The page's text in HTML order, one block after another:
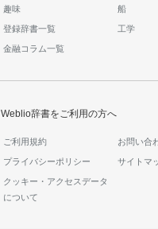
趣味 船
登録辞書一覧 工学
金融コラム一覧
Weblio辞書をご利用の方へ
ご利用規約 お問い合
プライバシーポリシー サイトマ
クッキー・アクセスデータ
について